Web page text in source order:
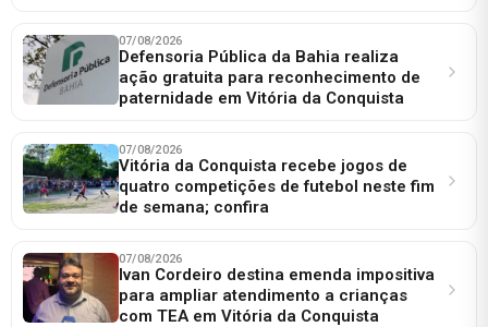
07/08/2026
Defensoria Pública da Bahia realiza
ação gratuita para reconhecimento de
paternidade em Vitória da Conquista
07/08/2026
Vitória da Conquista recebe jogos de
quatro competições de futebol neste fim
de semana; confira
07/08/2026
Ivan Cordeiro destina emenda impositiva
para ampliar atendimento a crianças
com TEA em Vitória da Conquista